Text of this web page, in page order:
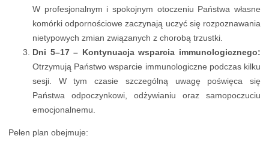
W profesjonalnym i spokojnym otoczeniu Państwa własne
komórki odpornościowe zaczynają uczyć się rozpoznawania
nietypowych zmian związanych z chorobą trzustki.
Dni 5–17 – Kontynuacja wsparcia immunologicznego:
Otrzymują Państwo wsparcie immunologiczne podczas kilku
sesji. W tym czasie szczególną uwagę poświęca się
Państwa odpoczynkowi, odżywianiu oraz samopoczuciu
emocjonalnemu.
Pełen plan obejmuje: